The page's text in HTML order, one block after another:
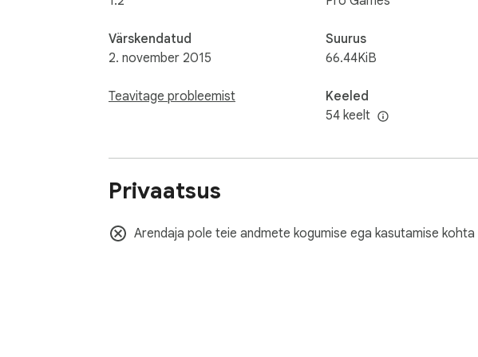
Värskendatud
2. november 2015
Teavitage probleemist
Suurus
66.44KiB
Keeled
54 keelt
Privaatsus
Arendaja pole teie andmete kogumise ega kasutamise